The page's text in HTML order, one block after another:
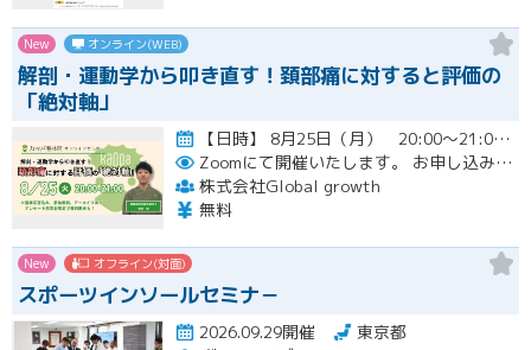
New オンライン(WEB)
解剖・運動学から叩き直す！頚部痛に対すると評価の
「絶対軸」
【日時】 8月25日（月） 20:00〜21:00 （質疑応答込み）開催
Zoomにて開催いたします。
お申し込み者様には開催当日にZoomのリンクをお送りいたします。
株式会社Global growth
無料
New オフライン(対面)
スポーツインソールセミナ－
2026.09.29開催
東京都